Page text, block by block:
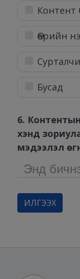
Контент
Өөрийн
Бусад
6.
хэнд
мэдээлэл
ИЛГЭЭХ